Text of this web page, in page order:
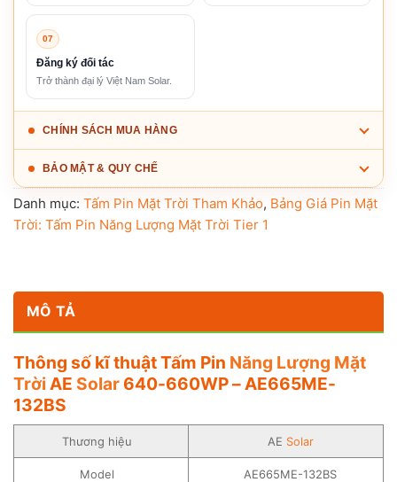
07
Đăng ký đối tác
Trở thành đại lý Việt Nam Solar.
CHÍNH SÁCH MUA HÀNG
BẢO MẬT & QUY CHẾ
Danh mục: Tấm Pin Mặt Trời Tham Khảo, Bảng Giá Pin Mặt
Trời: Tấm Pin Năng Lượng Mặt Trời Tier 1
MÔ TẢ
Thông số kĩ thuật Tấm Pin Năng Lượng Mặt
Trời AE Solar 640-660WP – AE665ME-
132BS
Thương hiệu AE Solar
Model AE665ME-132BS